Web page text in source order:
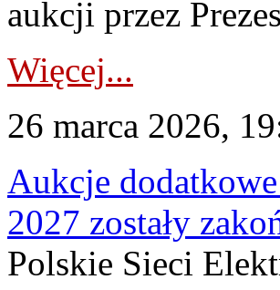
aukcji przez
Więcej...
26 marca 2026,
Aukcje
2027 zostały
Polskie Sieci